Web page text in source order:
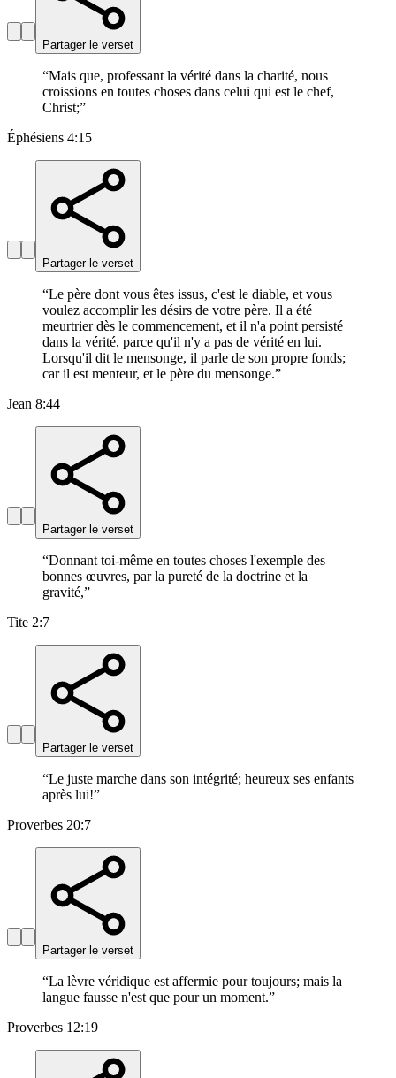
Partager le verset
“Mais que, professant la vérité dans la charité, nous
croissions en toutes choses dans celui qui est le chef,
Christ;”
Éphésiens 4:15
Partager le verset
“Le père dont vous êtes issus, c'est le diable, et vous
voulez accomplir les désirs de votre père. Il a été
meurtrier dès le commencement, et il n'a point persisté
dans la vérité, parce qu'il n'y a pas de vérité en lui.
Lorsqu'il dit le mensonge, il parle de son propre fonds;
car il est menteur, et le père du mensonge.”
Jean 8:44
Partager le verset
“Donnant toi-même en toutes choses l'exemple des
bonnes œuvres, par la pureté de la doctrine et la
gravité,”
Tite 2:7
Partager le verset
“Le juste marche dans son intégrité; heureux ses enfants
après lui!”
Proverbes 20:7
Partager le verset
“La lèvre véridique est affermie pour toujours; mais la
langue fausse n'est que pour un moment.”
Proverbes 12:19